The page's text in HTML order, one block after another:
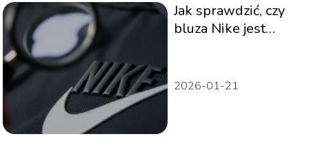
Jak sprawdzić, czy
bluza Nike jest
przewodnik
2026-01-21